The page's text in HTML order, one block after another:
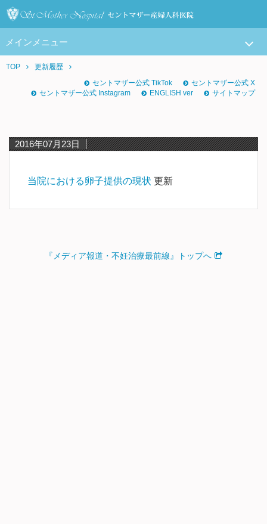
メインメニュー
TOP
更新履歴
セントマザー公式 TikTok
セントマザー公式 X
セントマザー公式 Instagram
ENGLISH ver サイトマップ
2016年07月23日
当院における卵子提供の現状 更新
『メディア報道・不妊治療最前線』トップへ